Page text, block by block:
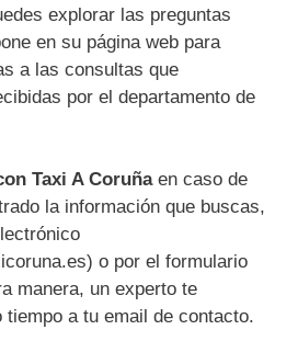
explorar las preguntas
en su página web para
a las consultas que
por el departamento de
Taxi A Coruñaen caso de
la información que buscas,
o por el formulario
manera, un experto te
tiempo a tu email de contacto.